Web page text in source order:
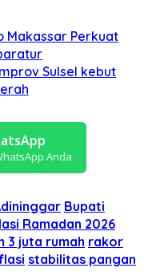
Makassar Perkuat
Sulsel kebut
Anda
Bupati
Ramadan 2026
3 juta rumah rakor
stabilitas pangan